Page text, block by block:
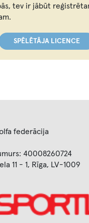
tev ir jābūt
SPĒLĒTĀJA LICENCE
federācija
40008260724
11 - 1, Rīga, LV-1009